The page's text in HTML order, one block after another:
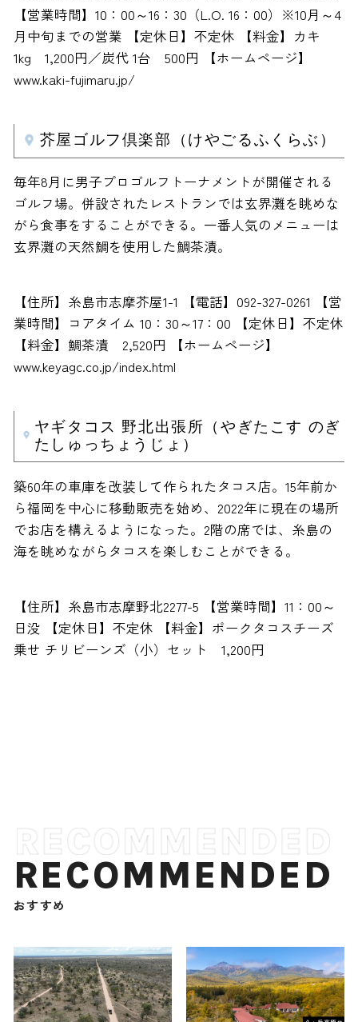
【営業時間】10：00～16：30（L.O. 16：00）※10月～4
月中旬までの営業 【定休日】不定休 【料金】カキ
1kg 1,200円／炭代 1台 500円 【ホームページ】
www.kaki-fujimaru.jp/
芥屋ゴルフ倶楽部（けやごるふくらぶ）
毎年8月に男子プロゴルフトーナメントが開催される
ゴルフ場。併設されたレストランでは玄界灘を眺めな
がら食事をすることができる。一番人気のメニューは
玄界灘の天然鯛を使用した鯛茶漬。
【住所】糸島市志摩芥屋1-1 【電話】092-327-0261 【営
業時間】コアタイム 10：30～17：00 【定休日】不定休
【料金】鯛茶漬 2,520円 【ホームページ】
www.keyagc.co.jp/index.html
ヤギタコス 野北出張所（やぎたこす のぎ
たしゅっちょうじょ）
築60年の車庫を改装して作られたタコス店。15年前か
ら福岡を中心に移動販売を始め、2022年に現在の場所
でお店を構えるようになった。2階の席では、糸島の
海を眺めながらタコスを楽しむことができる。
【住所】糸島市志摩野北2277-5 【営業時間】11：00～
日没 【定休日】不定休 【料金】ポークタコスチーズ
乗せ チリビーンズ（小）セット 1,200円
RECOMMENDED
おすすめ